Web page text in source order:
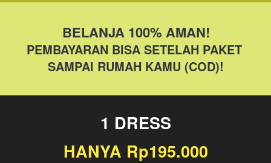
BELANJA 100% AMAN!
PEMBAYARAN BISA SETELAH PAKET
SAMPAI RUMAH KAMU (COD)!
1 DRESS
HANYA Rp195.000